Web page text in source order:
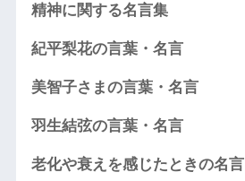
精神に関する名言集
紀平梨花の言葉・名言
美智子さまの言葉・名言
羽生結弦の言葉・名言
老化や衰えを感じたときの名言